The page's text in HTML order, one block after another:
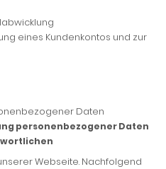
eines Kundenkontos und zur
Daten
personenbezogener Daten
Webseite. Nachfolgend